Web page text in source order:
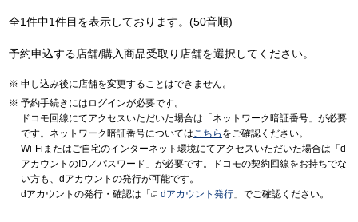
全1件中1件目を表示しております。(50音順)
予約申込する店舗/購入商品受取り店舗を選択してください。
申し込み後に店舗を変更することはできません。
予約手続きにはログインが必要です。
ドコモ回線にてアクセスいただいた場合は「ネットワーク暗証番号」が必要
です。ネットワーク暗証番号についてはこちら をご確認ください。
Wi-Fiまたはご自宅のインターネット環境にてアクセスいただいた場合は「d
アカウントのID／パスワード」が必要です。ドコモの契約回線をお持ちでな
い方も、dアカウントの発行が可能です。
dアカウントの発行・確認は「
dアカウント発行 」でご確認ください。